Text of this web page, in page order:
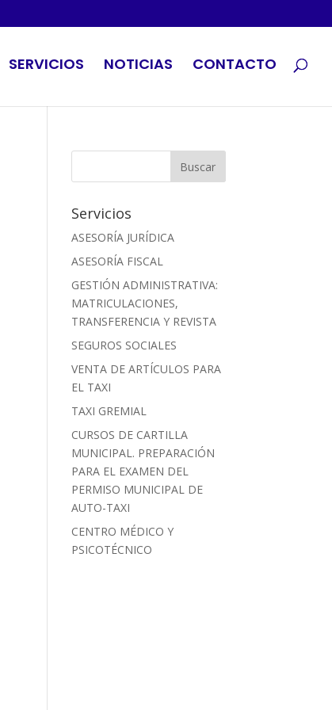
SERVICIOS NOTICIAS CONTACTO
Servicios
ASESORÍA JURÍDICA
ASESORÍA FISCAL
GESTIÓN ADMINISTRATIVA:
MATRICULACIONES,
TRANSFERENCIA Y REVISTA
SEGUROS SOCIALES
VENTA DE ARTÍCULOS PARA
EL TAXI
TAXI GREMIAL
CURSOS DE CARTILLA
MUNICIPAL. PREPARACIÓN
PARA EL EXAMEN DEL
PERMISO MUNICIPAL DE
AUTO-TAXI
CENTRO MÉDICO Y
PSICOTÉCNICO